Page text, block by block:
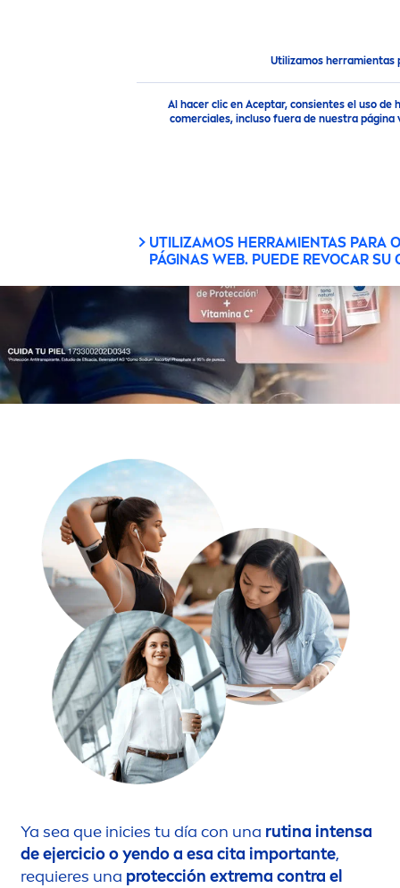
Utilizamos herramientas
Al hacer clic en Aceptar, consientes el uso
comerciales, incluso fuera de nuestra
UTILIZAMOS HERRAMIENTAS PARA
PÁGINAS WEB. PUEDE REVOCAR
96h de protección y aclarado de
Ya sea que inicies tu día con una rutina intensa
de ejercicio o yendo a esa cita importante,
requieres una protección extrema contra el